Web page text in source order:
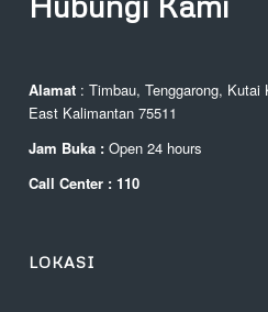
Alamat : Timbau, Tenggarong, Kutai
East Kalimantan 75511
Jam Buka :Open 24 hours
Call Center : 110
LOKASI